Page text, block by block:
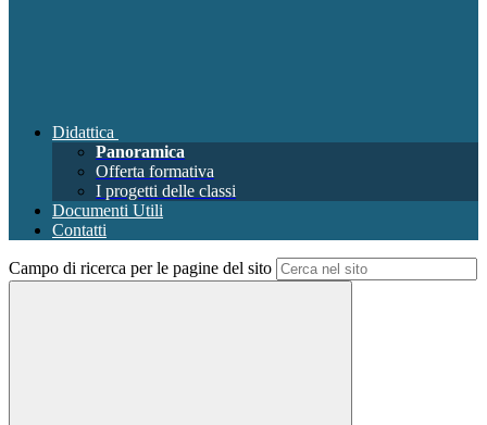
Didattica
Panoramica
Offerta formativa
I progetti delle classi
Documenti Utili
Contatti
Campo di ricerca per le pagine del sito